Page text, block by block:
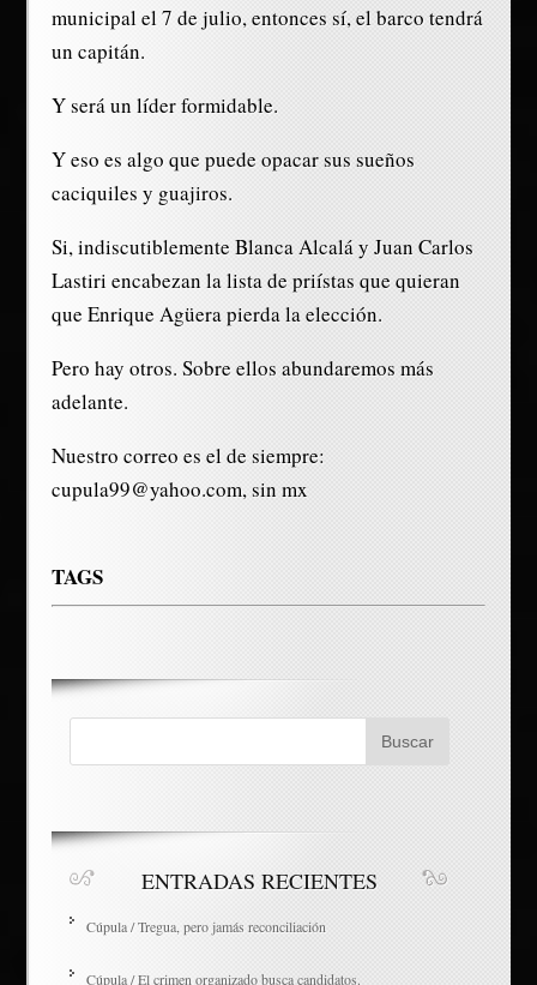
municipal el 7 de julio, entonces sí, el barco tendrá
un capitán.
Y será un líder formidable.
Y eso es algo que puede opacar sus sueños
caciquiles y guajiros.
Si, indiscutiblemente Blanca Alcalá y Juan Carlos
Lastiri encabezan la lista de priístas que quieran
que Enrique Agüera pierda la elección.
Pero hay otros. Sobre ellos abundaremos más
adelante.
Nuestro correo es el de siempre:
cupula99@yahoo.com, sin mx
TAGS
ENTRADAS RECIENTES
Cúpula / Tregua, pero jamás reconciliación
Cúpula / El crimen organizado busca candidatos.